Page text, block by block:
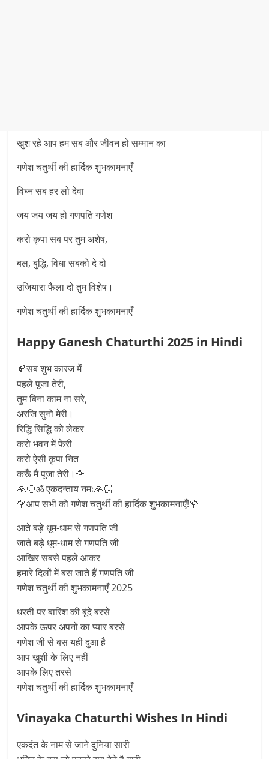
खुश रहे आप हम सब और जीवन हो सम्मान का
गणेश चतुर्थी की हार्दिक शुभकामनाएँ
विघ्न सब हर लो देवा
जय जय जय हो गणपति गणेश
करो कृपा सब पर तुम अशेष,
बल, बुद्धि, विधा सबको दे दो
उजियारा फैला दो तुम विशेष।
गणेश चतुर्थी की हार्दिक शुभकामनाएँ
Happy Ganesh Chaturthi 2025 in Hindi
🍂सब शुभ कारज में
पहले पूजा तेरी,
तुम बिना काम ना सरे,
अरजि सुनो मेरी।
रिद्धि सिद्धि को लेकर
करो भवन में फेरी
करो ऐसी कृपा नित
करूँ मैं पूजा तेरी।🌹
🙏🏻ॐ एकदन्ताय नमः🙏🏻
🌹आप सभी को गणेश चतुर्थी की हार्दिक शुभकामनाएँ!🌹
आते बड़े धूम-धाम से गणपति जी
जाते बड़े धूम-धाम से गणपति जी
आखिर सबसे पहले आकर
हमारे दिलों में बस जाते हैं गणपति जी
गणेश चतुर्थी की शुभकामनाएँ 2025
धरती पर बारिश की बूंदे बरसे
आपके ऊपर अपनों का प्यार बरसे
गणेश जी से बस यही दुआ है
आप खुशी के लिए नहीं
आपके लिए तरसे
गणेश चतुर्थी की हार्दिक शुभकामनाएँ
Vinayaka Chaturthi Wishes In Hindi
एकदंत के नाम से जाने दुनिया सारी